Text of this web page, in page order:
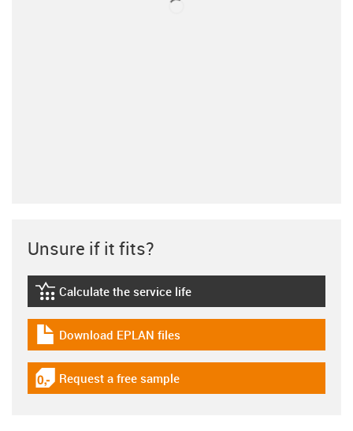
Unsure if it fits?
igus-icon-lebensdauerrechner
Calculate the service life
igus-icon-download-plan
Download EPLAN files
igus-icon-gratismuster
Request a free sample